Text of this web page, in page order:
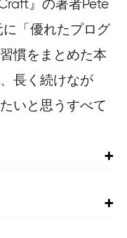
』の著者Pete
「優れたプログ
慣をまとめた本
長く続けなが
いと思うすべて
修正が施されてい
ジの奥付でお手持